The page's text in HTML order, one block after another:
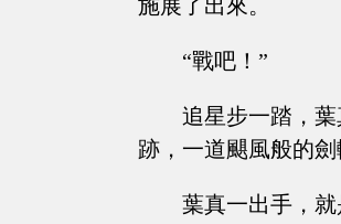
施展了出來。
“戰吧！”
追星步一踏，
跡，一道颶風般的
葉真一出手，